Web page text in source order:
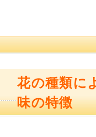
花の種類に
味の特徴